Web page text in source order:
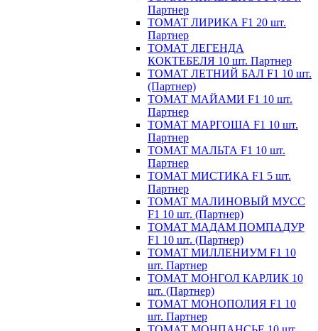
Партнер
ТОМАТ ЛИРИКА F1 20 шт.
Партнер
ТОМАТ ЛЕГЕНДА
КОКТЕБЕЛЯ 10 шт. Партнер
ТОМАТ ЛЕТНИЙ БАЛ F1 10 шт.
(Партнер)
ТОМАТ МАЙАМИ F1 10 шт.
Партнер
ТОМАТ МАРГОША F1 10 шт.
Партнер
ТОМАТ МАЛЬТА F1 10 шт.
Партнер
ТОМАТ МИСТИКА F1 5 шт.
Партнер
ТОМАТ МАЛИНОВЫЙ МУСС
F1 10 шт. (Партнер)
ТОМАТ МАДАМ ПОМПАДУР
F1 10 шт. (Партнер)
ТОМАТ МИЛЛЕНИУМ F1 10
шт. Партнер
ТОМАТ МОНГОЛ КАРЛИК 10
шт. (Партнер)
ТОМАТ МОНОПОЛИЯ F1 10
шт. Партнер